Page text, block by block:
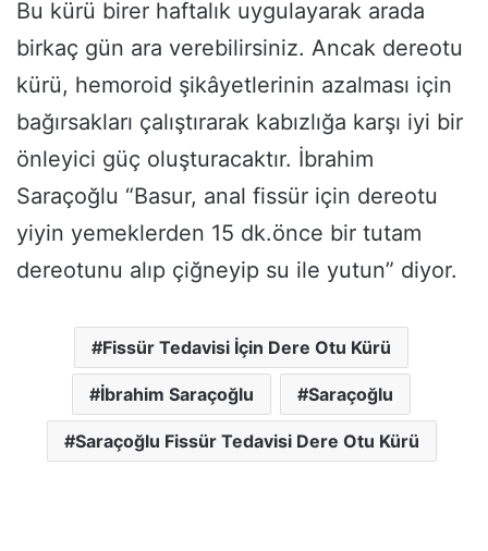
Bu kürü birer haftalık uygulayarak arada
birkaç gün ara verebilirsiniz. Ancak dereotu
kürü, hemoroid şikâyetlerinin azalması için
bağırsakları çalıştırarak kabızlığa karşı iyi bir
önleyici güç oluşturacaktır. İbrahim
Saraçoğlu “Basur, anal fissür için dereotu
yiyin yemeklerden 15 dk.önce bir tutam
dereotunu alıp çiğneyip su ile yutun” diyor.
Fissür Tedavisi İçin Dere Otu Kürü
İbrahim Saraçoğlu Saraçoğlu
Saraçoğlu Fissür Tedavisi Dere Otu Kürü